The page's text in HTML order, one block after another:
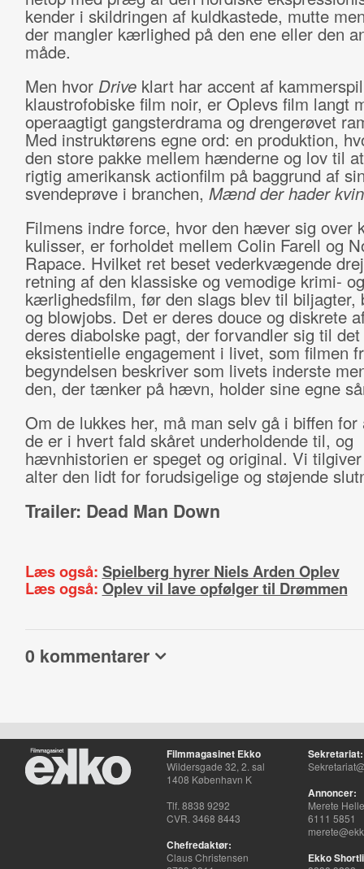
kender i skildringen af kuldkastede, mutte
der mangler kærlighed på den ene eller den
måde.
Men hvor Driveklart har accent af
klaustrofobiske film noir, er Oplevs film langt
operaagtigt gangsterdrama og drengerøvet
Med instruktørens egne ord: en produktion,
den store pakke mellem hænderne og lov til
rigtig amerikansk actionfilm på baggrund af
svendeprøve i branchen, Mænd der hader
Filmens indre force, hvor den hæver sig over
kulisser, er forholdet mellem Colin Farell og
Rapace. Hvilket ret beset vederkvægende
retning af den klassiske og vemodige krimi- og
kærlighedsfilm, før den slags blev til biljagter,
og blowjobs. Det er deres douce og diskrete
deres diabolske pagt, der forvandler sig til det
eksistentielle engagement i livet, som filmen
begyndelsen beskriver som livets inderste
den, der tænker på hævn, holder sine egne
Om de lukkes her, må man selv gå i biffen for
de er i hvert fald skåret underholdende til, og
hævnhistorien er speget og original. Vi
alter den lidt for forudsigelige og støjende
Trailer: Dead Man Down
Læs også: Spielberg hyrer Niels Arden Oplev
Læs også: Oplev vil lave opfølger til Drømmen
0 kommentarer
Filmmagasinet Ekko
Wildersgade 32, 2. sal
1408 København K
Tlf. 8838 9292
CVR. 3468 8443
Chefredaktør:
Claus Christensen
Sekretariat:
Annoncer:
Merete
6111 5851
Ekko